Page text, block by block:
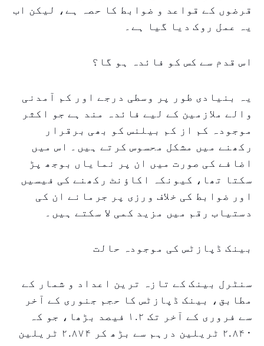
قرضوں کے قواعد و ضوابط کا حصہ ہے، لیکن اب
یہ عمل روک دیا گیا ہے۔
اس قدم سے کس کو فائدہ ہو گا؟
یہ بنیادی طور پر وسطی درجے اور کم آمدنی
والے ملازمین کے لیے فائدہ مند ہے جو اکثر
موجودہ کم از کم بیلنس کو بھی برقرار
رکھنے میں مشکل محسوس کرتے ہیں۔ اس میں
اضافے کی صورت میں ان پر نمایاں بوجھ پڑ
سکتا تھا، کیونکہ اکاؤنٹ رکھنے کی فیسیں
اور ضوابط کی خلاف ورزی پر جرمانے ان کی
دستیاب رقم میں مزید کمی لا سکتے ہیں۔
بینک ڈپازٹس کی موجودہ حالت
سنٹرل بینک کے تازہ ترین اعداد و شمار کے
مطابق، بینک ڈپازٹس کا حجم جنوری کے آخر
سے فروری کے آخر تک ۱.۲ فیصد بڑھا، جو کہ
۲.۸۴۰ ٹریلین درہم سے بڑھ کر ۲.۸۷۴ ٹریلین